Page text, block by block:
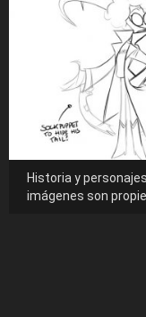
Historia y
imágenes son